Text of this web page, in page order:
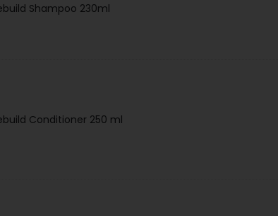
Shampoo 230ml
Conditioner 250 ml